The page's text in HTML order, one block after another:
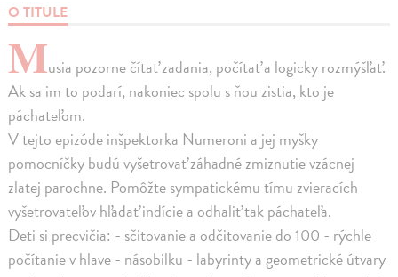
O TITULE
Musia pozorne čítať zadania, počítať a logicky rozmýšľať.
Ak sa im to podarí, nakoniec spolu s ňou zistia, kto je
páchateľom.
V tejto epizóde inšpektorka Numeroni a jej myšky
pomocníčky budú vyšetrovať záhadné zmiznutie vzácnej
zlatej parochne. Pomôžte sympatickému tímu zvieracích
vyšetrovateľov hľadať indície a odhaliť tak páchateľa.
Deti si precvičia: - sčitovanie a odčitovanie do 100 - rýchle
počítanie v hlave - násobilku - labyrinty a geometrické útvary